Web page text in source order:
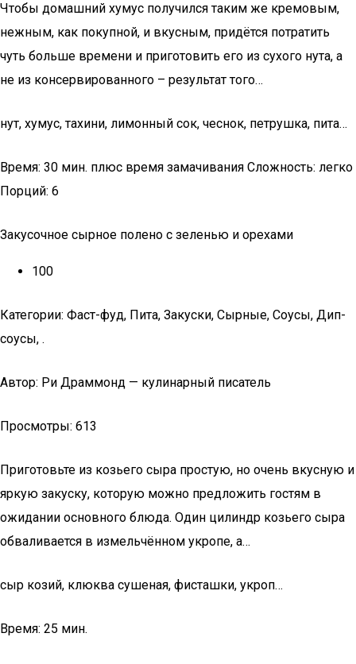
Чтобы домашний хумус получился таким же кремовым,
нежным, как покупной, и вкусным, придётся потратить
чуть больше времени и приготовить его из сухого нута, а
не из консервированного – результат того…
нут, хумус, тахини, лимонный сок, чеснок, петрушка, пита…
Время: 30 мин. плюс время замачивания Сложность: легко
Порций: 6
Закусочное сырное полено с зеленью и орехами
100
Категории: Фаст-фуд, Пита, Закуски, Сырные, Соусы, Дип-
соусы, .
Автор: Ри Драммонд — кулинарный писатель
Просмотры: 613
Приготовьте из козьего сыра простую, но очень вкусную и
яркую закуску, которую можно предложить гостям в
ожидании основного блюда. Один цилиндр козьего сыра
обваливается в измельчённом укропе, а…
сыр козий, клюква сушеная, фисташки, укроп…
Время: 25 мин.